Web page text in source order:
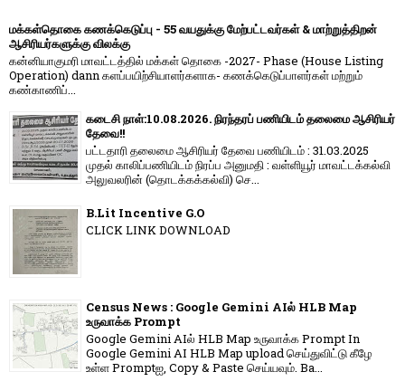
மக்கள்தொகை கணக்கெடுப்பு - 55 வயதுக்கு மேற்பட்டவர்கள் & மாற்றுத்திறன்
ஆசிரியர்களுக்கு விலக்கு
கன்னியாகுமரி மாவட்டத்தில் மக்கள் தொகை -2027- Phase (House Listing
Operation) dann களப்பயிற்சியாளர்களாக- கணக்கெடுப்பாளர்கள் மற்றும்
கண்காணிப்...
கடைசி நாள்:10.08.2026. நிரந்தரப் பணியிடம் தலைமை ஆசிரியர்
தேவை!!
பட்டதாரி தலைமை ஆசிரியர் தேவை பணியிடம் : 31.03.2025
முதல் காலிப்பணியிடம் நிரப்ப அனுமதி : வள்ளியூர் மாவட்டக்கல்வி
அலுவலரின் (தொடக்கக்கல்வி) செ...
B.Lit Incentive G.O
CLICK LINK DOWNLOAD
Census News : Google Gemini AIல் HLB Map
உருவாக்க Prompt
Google Gemini AIல் HLB Map உருவாக்க Prompt In
Google Gemini AI HLB Map upload செய்துவிட்டு கீழே
உள்ள Promptஐ, Copy & Paste செய்யவும். Ba...